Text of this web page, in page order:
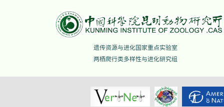
遗传资源与进化国家重点实验室
两栖爬行类多样性与进化研究组